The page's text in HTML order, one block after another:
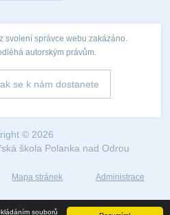
souborů
svolení správce webu zakázáno.
autorským právům.
se k nám dostanete
© 2026
škola Polanka nad Odrou
Mapa stránek Administrace